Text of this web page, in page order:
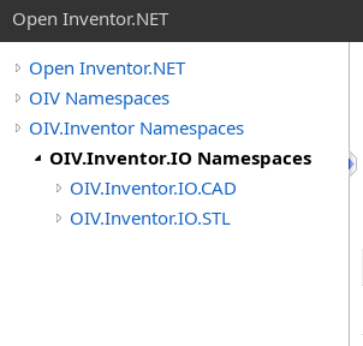
Open Inventor.NET
Open Inventor.NET
OIV Namespaces
OIV.Inventor Namespaces
OIV.Inventor.IO Namespaces
OIV.Inventor.IO.CAD
OIV.Inventor.IO.STL